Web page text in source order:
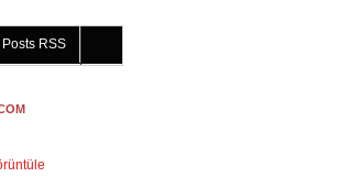
Posts RSS